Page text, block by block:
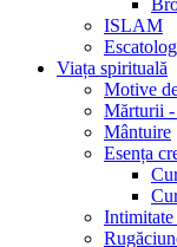
ISLAM
Viața spirituală
Motive
Mărturii
Mântuire
Esența
Intimitate